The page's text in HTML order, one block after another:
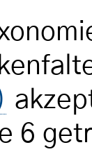
6